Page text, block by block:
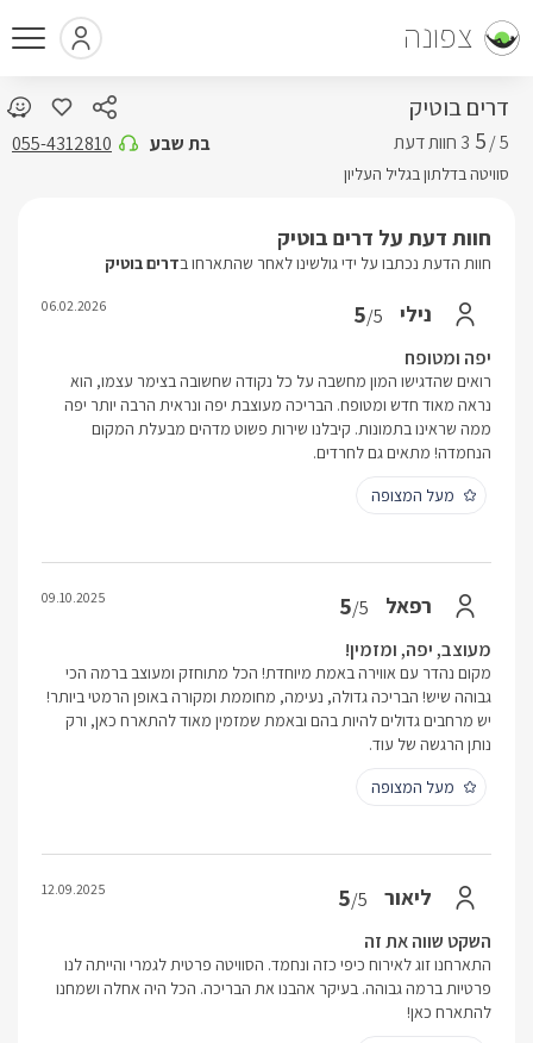
צפונה
דרים בוטיק
5 /
5
סוויטה בדלתון בגליל העליון
בת שבע 055-4312810
חוות דעת על דרים בוטיק
חוות הדעת נכתבו על ידי גולשינו לאחר שהתארחו בדרים בוטיק
נילי 5/5
06.02.2026
יפה ומטופח
רואים שהדגישו המון מחשבה על כל נקודה שחשובה בצימר עצמו, הוא
נראה מאוד חדש ומטופח. הבריכה מעוצבת יפה ונראית הרבה יותר יפה
ממה שראינו בתמונות. קיבלנו שירות פשוט מדהים מבעלת המקום
הנחמדה! מתאים גם לחרדים.
מעל המצופה
רפאל 5/5
09.10.2025
מעוצב, יפה, ומזמין!
מקום נהדר עם אווירה באמת מיוחדת! הכל מתוחזק ומעוצב ברמה הכי
גבוהה שיש! הבריכה גדולה, נעימה, מחוממת ומקורה באופן הרמטי ביותר!
יש מרחבים גדולים להיות בהם ובאמת שמזמין מאוד להתארח כאן, ורק
נותן הרגשה של עוד.
מעל המצופה
ליאור 5/5
12.09.2025
השקט שווה את זה
התארחנו זוג לאירוח כיפי כזה ונחמד. הסוויטה פרטית לגמרי והייתה לנו
פרטיות ברמה גבוהה. בעיקר אהבנו את הבריכה. הכל היה אחלה ושמחנו
להתארח כאן!